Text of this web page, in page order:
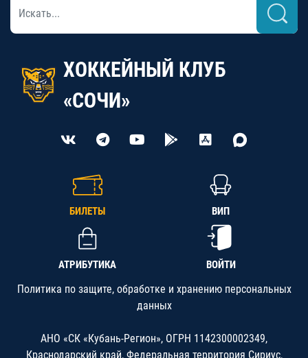
ХОККЕЙНЫЙ КЛУБ
«СОЧИ»
БИЛЕТЫ ВИП
АТРИБУТИКА ВОЙТИ
Политика по защите, обработке и хранению персональных
данных
АНО «СК «Кубань-Регион», ОГРН 1142300002349,
Краснодарский край, Федеральная территория Сириус,